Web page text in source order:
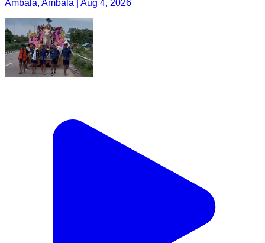
Ambala, Ambala | Aug 4, 2026